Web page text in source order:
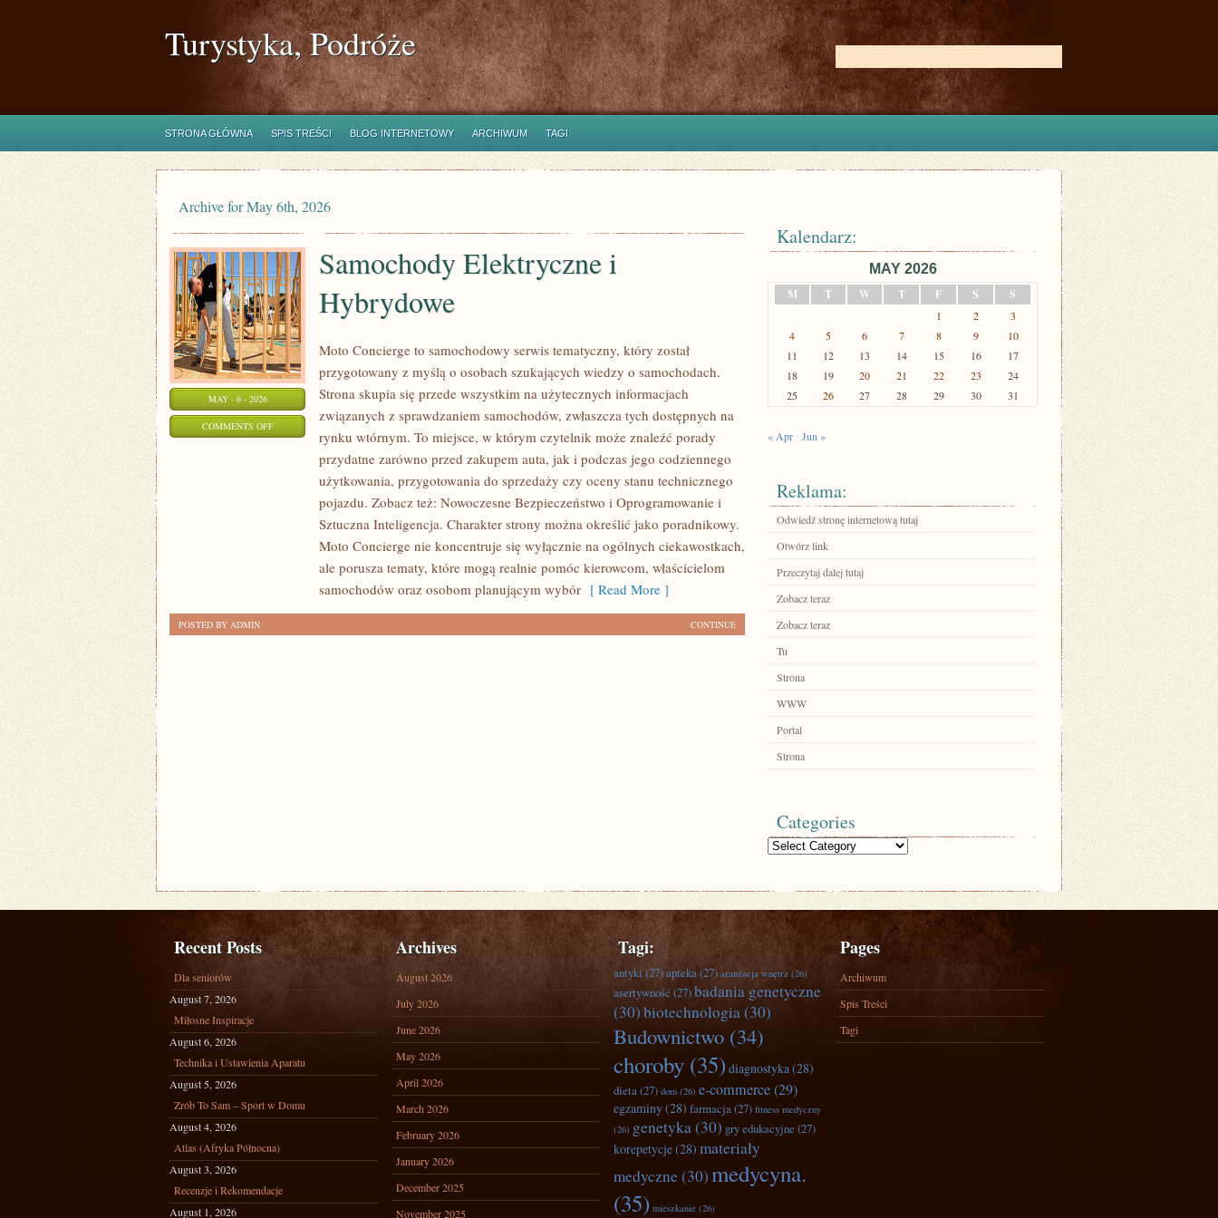
Turystyka, Podróże
STRONA GŁÓWNA SPIS TREŚCI BLOG INTERNETOWY ARCHIWUM TAGI
Archive for May 6th, 2026
MAY - 6 - 2026
COMMENTS OFFON
SAMOCHODY
ELEKTRYCZNE
Samochody Elektryczne i
Hybrydowe
Moto Concierge to samochodowy serwis tematyczny, który został
przygotowany z myślą o osobach szukających wiedzy o samochodach.
Strona skupia się przede wszystkim na użytecznych informacjach
związanych z sprawdzaniem samochodów, zwłaszcza tych dostępnych na
rynku wtórnym. To miejsce, w którym czytelnik może znaleźć porady
przydatne zarówno przed zakupem auta, jak i podczas jego codziennego
użytkowania, przygotowania do sprzedaży czy oceny stanu technicznego
pojazdu. Zobacz też: Nowoczesne Bezpieczeństwo i Oprogramowanie i
Sztuczna Inteligencja. Charakter strony można określić jako poradnikowy.
Moto Concierge nie koncentruje się wyłącznie na ogólnych ciekawostkach,
ale porusza tematy, które mogą realnie pomóc kierowcom, właścicielom
samochodów oraz osobom planującym wybór [ Read More ]
CONTINUE
POSTED BY ADMIN
Kalendarz:
MAY 2026
M
T W T F S S
1 2
3
4
5 6 7 8 9
10
11
12 13 14 15 16
17
18
19 20 21 22 23
24
25
26 27 28 29 30 31
« Apr Jun »
Reklama:
Odwiedź stronę internetową tutaj
Otwórz link
Przeczytaj dalej tutaj
Zobacz teraz
Zobacz teraz
Tu
Strona
WWW
Portal
Strona
Categories
Categories
Recent Posts
Dla seniorów
August 7, 2026
Miłosne Inspiracje
August 6, 2026
Technika i Ustawienia Aparatu
August 5, 2026
Zrób To Sam – Sport w Domu
August 4, 2026
Atlas (Afryka Północna)
August 3, 2026
Recenzje i Rekomendacje
August 1, 2026
Archives
August 2026
July 2026
June 2026
May 2026
April 2026
March 2026
February 2026
January 2026
December 2025
November 2025
Tagi:
antyki(27)apteka(27) aranżacja wnętrz (26)
asertywność (27)badania genetyczne
(30)biotechnologia(30)
Budownictwo (34)
choroby (35) diagnostyka(28)
dieta(27) dom (26) e-commerce(29)
egzaminy(28) farmacja(27) fitness medyczny
(26) genetyka(30) gry edukacyjne (27)
korepetycje(28) materiały
medyczne (30)medycyna.
(35) mieszkanie (26)
Pages
Archiwum
Spis Treści
Tagi